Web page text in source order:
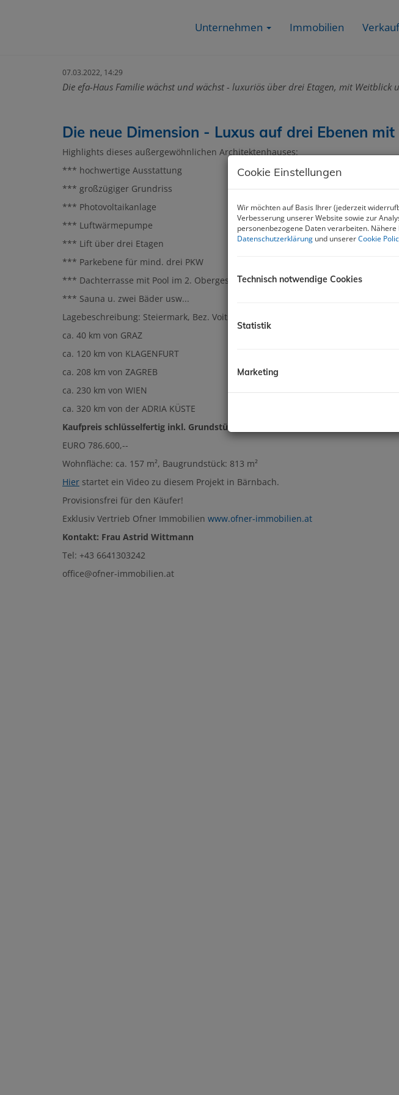
Unternehmen Immobilien
07.03.2022, 14:29
Die efa-Haus Familie wächst und wächst - luxuriös über drei Etagen, mit Weitblick
Die neue Dimension - Luxus auf drei Ebenen
Highlights dieses außergewöhnlichen Architektenhauses:
*** hochwertige Ausstattung
*** großzügiger Grundriss
*** Photovoltaikanlage
*** Luftwärmepumpe
*** Lift über drei Etagen
*** Parkebene für mind. drei PKW
*** Dachterrasse mit Pool im 2. Obergeschoß
*** Sauna u. zwei Bäder usw...
Lagebeschreibung: Steiermark, Bez. Voitsberg, Bärnbach,
ca. 40 km von GRAZ
ca. 120 km von KLAGENFURT
ca. 208 km von ZAGREB
ca. 230 km von WIEN
ca. 320 km von der ADRIA KÜSTE
Kaufpreis schlüsselfertig inkl. Grundstück und Anschlussgebühren
EURO 786.600,--
Wohnfläche: ca. 157 m², Baugrundstück: 813 m²
Hier startet ein Video zu diesem Projekt in Bärnbach.
Provisionsfrei für den Käufer!
Exklusiv Vertrieb Ofner Immobilien www.ofner-immobilien.at
Kontakt: Frau Astrid Wittmann
Tel: +43 6641303242
office@ofner-immobilien.at
Cookie Einstellungen
Wir möchten auf Basis Ihrer (jederzeit
Verbesserung unserer Website sowie zur
personenbezogene Daten verarbeiten.
Datenschutzerklärung und unsererCookie
Technisch notwendige Cookies
Statistik
Marketing